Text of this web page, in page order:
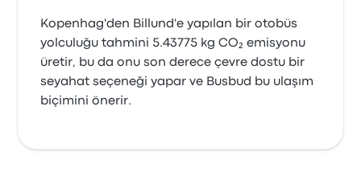
Kopenhag'den Billund'e yapılan bir otobüs
yolculuğu tahmini 5.43775 kg CO₂ emisyonu
üretir, bu da onu son derece çevre dostu bir
seyahat seçeneği yapar ve Busbud bu ulaşım
biçimini önerir.